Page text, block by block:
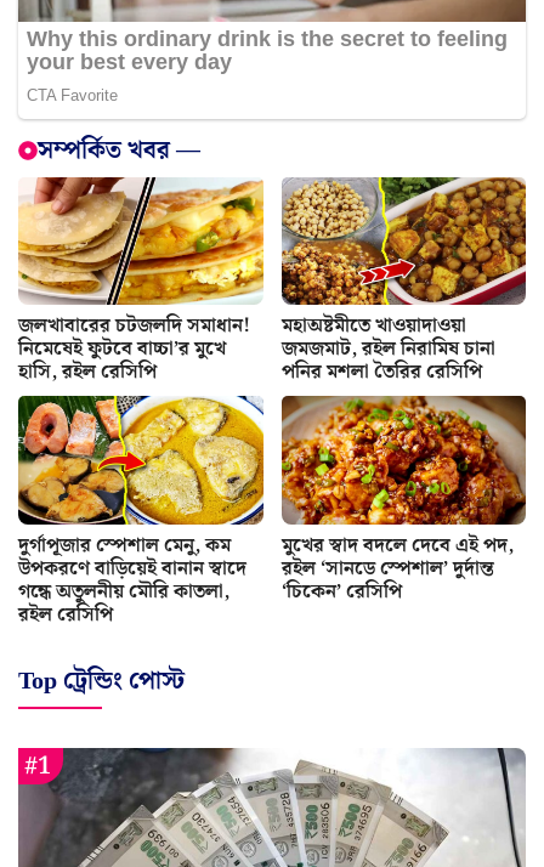
সম্পর্কিত খবর —
জলখাবারের চটজলদি সমাধান!
নিমেষেই ফুটবে বাচ্চা’র মুখে
হাসি, রইল রেসিপি
মহাঅষ্টমীতে খাওয়াদাওয়া
জমজমাট, রইল নিরামিষ চানা
পনির মশলা তৈরির রেসিপি
দুর্গাপূজার স্পেশাল মেনু, কম
উপকরণে বাড়িয়েই বানান স্বাদে
গন্ধে অতুলনীয় মৌরি কাতলা,
রইল রেসিপি
মুখের স্বাদ বদলে দেবে এই পদ,
রইল ‘সানডে স্পেশাল’ দুর্দান্ত
‘চিকেন’ রেসিপি
Top ট্রেন্ডিং পোস্ট